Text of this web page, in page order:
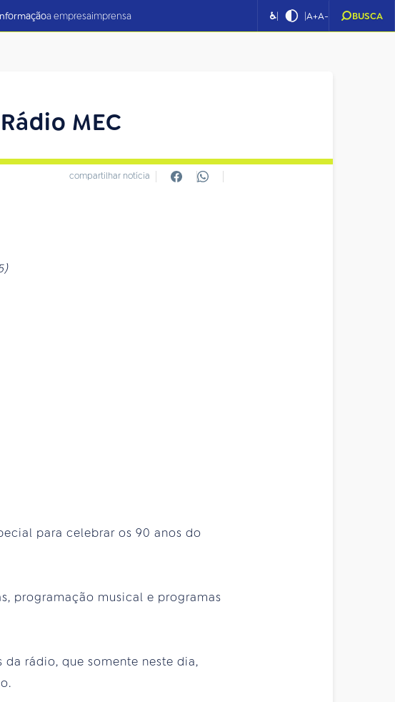
a empresaimprensa ♿| |A+A- BUSCA
MEC
compartilhar notícia
para celebrar os 90 anos do
programação musical e programas
rádio, que somente neste dia,